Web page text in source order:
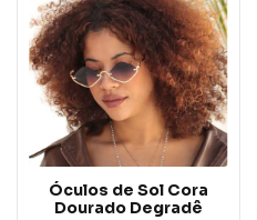
Óculos de Sol Cora
Dourado Degradê